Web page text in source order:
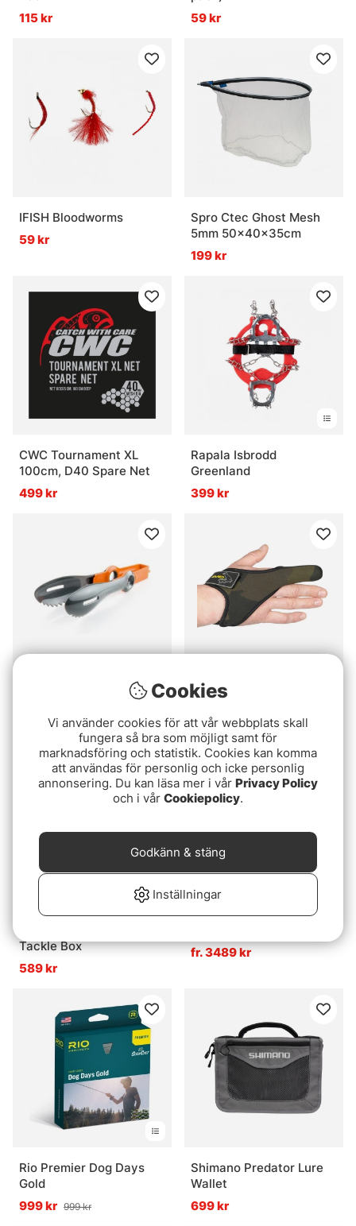
115 kr
59 kr
IFISH Bloodworms
59 kr
Spro Ctec Ghost Mesh
5mm 50x40x35cm
199 kr
CWC Tournament XL
100cm, D40 Spare Net
499 kr
Rapala Isbrodd
Greenland
399 kr
GSI Outdoors Pivot
239 kr
Avid Neoprene Finger
109 kr
Tackle Box
589 kr
fr. 3489 kr
Rio Premier Dog Days
Gold
999 kr 999 kr
Shimano Predator Lure
Wallet
699 kr
Cookies
Vi använder cookies för att vår webbplats skall
fungera så bra som möjligt samt för
marknadsföring och statistik. Cookies kan komma
att användas för personlig och icke personlig
annonsering. Du kan läsa mer i vår Privacy Policy
och i vår Cookiepolicy.
Inställningar
Godkänn & stäng